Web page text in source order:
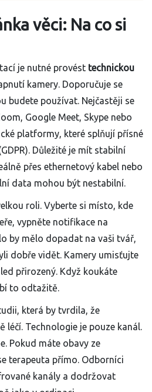
věci: Na co si
je nutné provést technickou
kamery. Doporučuje se
budete používat. Nejčastěji se
Google Meet, Skype nebo
platformy, které splňují přísné
Důležité je mít stabilní
přes ethernetový kabel nebo
data mohou být nestabilní.
roli. Vyberte si místo, kde
vypněte notifikace na
by mělo dopadat na vaši tvář,
dobře vidět. Kamery umisťujte
přirozený. Když koukáte
to odtažitě.
která by tvrdila, že
léčí. Technologie je pouze kanál.
Pokud máte obavy ze
terapeuta přímo. Odborníci
kanály a dodržovat